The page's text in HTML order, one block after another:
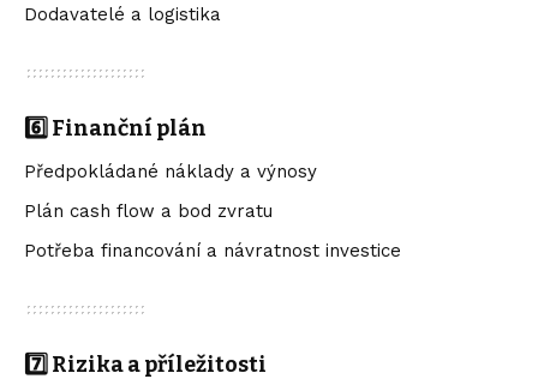
Dodavatelé a logistika
6️⃣ Finanční plán
Předpokládané náklady a výnosy
Plán cash flow a bod zvratu
Potřeba financování a návratnost investice
7️⃣ Rizika a příležitosti